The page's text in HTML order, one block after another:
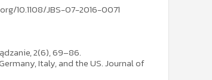
10.1108/JBS-07-2016-0071
2(6), 69–86.
Italy, and the US. Journal of